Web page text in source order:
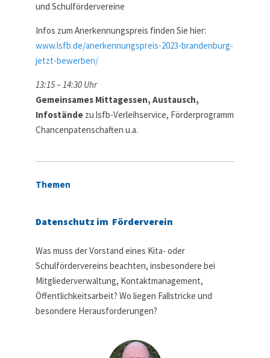
und Schulfördervereine
Infos zum Anerkennungspreis finden Sie hier:
www.lsfb.de/anerkennungspreis-2023-brandenburg-
jetzt-bewerben/
13:15 – 14:30 Uhr
Gemeinsames Mittagessen, Austausch,
Infostände zu lsfb-Verleihservice, Förderprogramm
Chancenpatenschaften u.a.
Themen
Datenschutz im Förderverein
Was muss der Vorstand eines Kita- oder
Schulfördervereins beachten, insbesondere bei
Mitgliederverwaltung, Kontaktmanagement,
Öffentlichkeitsarbeit? Wo liegen Fallstricke und
besondere Herausforderungen?